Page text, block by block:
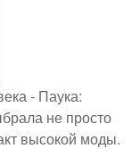
- Паука:
не просто
высокой моды.